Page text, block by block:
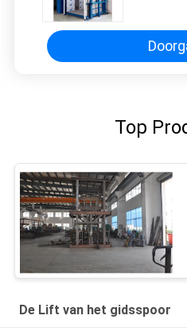
Top
De Lift van het gidsspoor